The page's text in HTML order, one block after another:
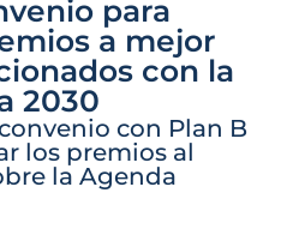
para
a mejor
con la
2030
con Plan B
los premios al
la Agenda